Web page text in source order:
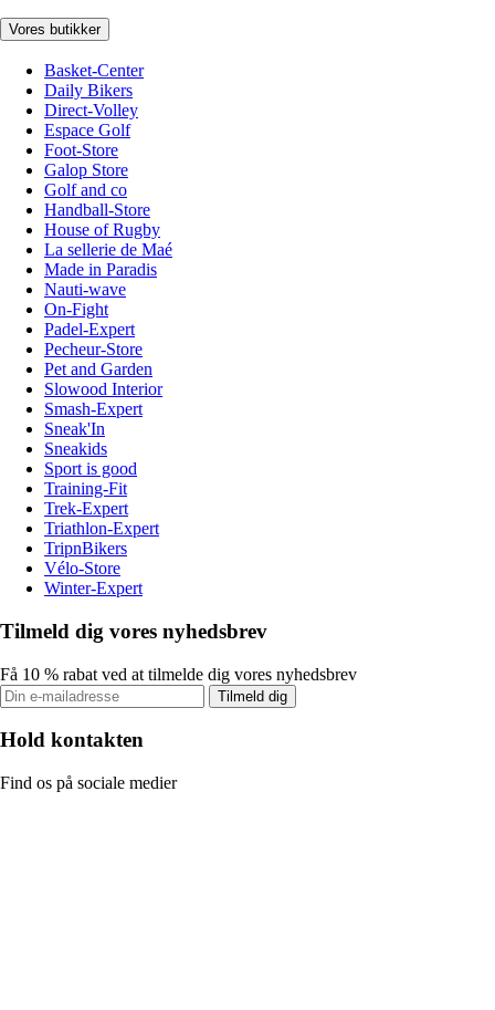
Vores butikker
Basket-Center
Daily Bikers
Direct-Volley
Espace Golf
Foot-Store
Galop Store
Golf and co
Handball-Store
House of Rugby
La sellerie de Maé
Made in Paradis
Nauti-wave
On-Fight
Padel-Expert
Pecheur-Store
Pet and Garden
Slowood Interior
Smash-Expert
Sneak'In
Sneakids
Sport is good
Training-Fit
Trek-Expert
Triathlon-Expert
TripnBikers
Vélo-Store
Winter-Expert
Tilmeld dig vores nyhedsbrev
Få 10 % rabat ved at tilmelde dig vores nyhedsbrev
Tilmeld dig
Hold kontakten
Find os på sociale medier